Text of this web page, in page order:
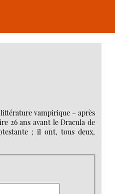
littérature vampirique – après
26 ans avant le Dracula de
; il ont, tous deux,